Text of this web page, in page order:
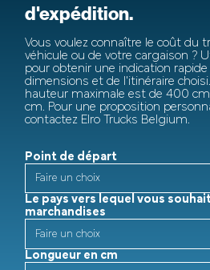
d'expédition.
Vous voulez connaître le coût du
véhicule ou de votre cargaison ?
pour obtenir une indication
dimensions et de l'itinéraire
hauteur maximale est de 400
cm. Pour une proposition
contactez Elro Trucks Belgium.
Point de départ
Le pays vers lequel vous
marchandises
Longueur en cm